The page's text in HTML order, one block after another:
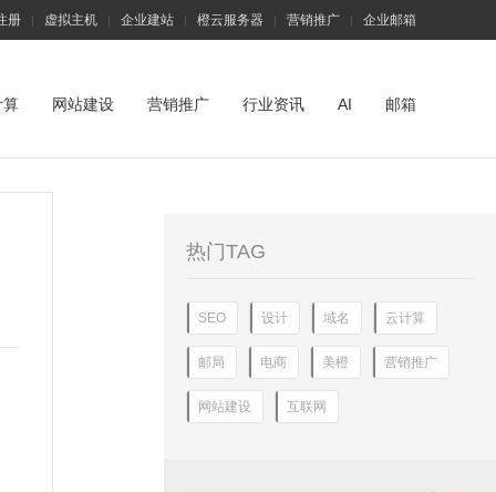
册 | 虚拟主机 | 企业建站 | 橙云服务器 | 营销推广 | 企业邮箱
算 网站建设 营销推广 行业资讯 AI 邮箱
热门TAG
SEO 设计 域名 云计算
邮局 电商 美橙 营销推广
网站建设 互联网